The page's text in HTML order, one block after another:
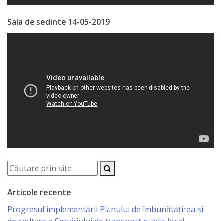
Serviciul
în
Reglementarea
Serviciul
Relaţii
cu
Publicul
Sala de sedinte 14-05-2019
Articole recente
Progresul implementării Planului de îmbunătățirea și